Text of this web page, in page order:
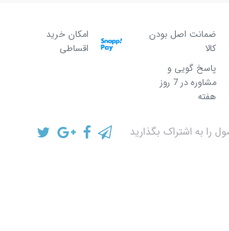
ضمانت اصل بودن
کالا
امکان خرید
اقساطی
پاسخ گویی و
مشاوره در 7 روز
هفته
را به اشتراک بگذارید